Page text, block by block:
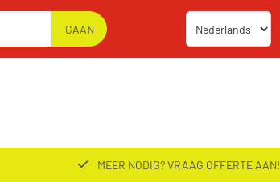
MEER NODIG? VRAAG OFFERTE AAN!